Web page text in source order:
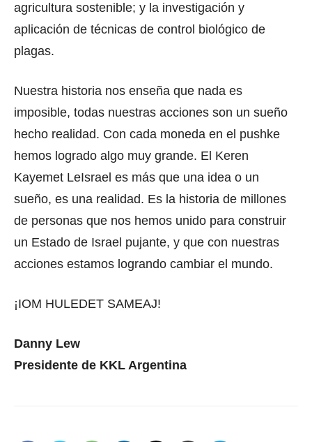
agricultura sostenible; y la investigación y
aplicación de técnicas de control biológico de
plagas.
Nuestra historia nos enseña que nada es
imposible, todas nuestras acciones son un sueño
hecho realidad. Con cada moneda en el pushke
hemos logrado algo muy grande. El Keren
Kayemet LeIsrael es más que una idea o un
sueño, es una realidad. Es la historia de millones
de personas que nos hemos unido para construir
un Estado de Israel pujante, y que con nuestras
acciones estamos logrando cambiar el mundo.
¡IOM HULEDET SAMEAJ!
Danny Lew
Presidente de KKL Argentina